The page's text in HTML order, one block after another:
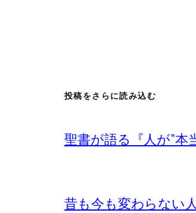
投稿をさらに読み込む
聖書が語る『人が”本
昔も今も変わらない